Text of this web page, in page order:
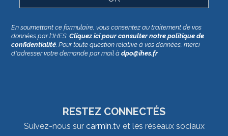
En soumettant ce formulaire, vous consentez au traitement de vos
données par l'IHES.Cliquez ici pour consulter notre politique de
confidentialité . Pour toute question relative à vos données, merci
d'adresser votre demande par mail àdpo@ihes.fr
RESTEZ CONNECTÉS
Suivez-nous sur carmin.tv et les réseaux sociaux